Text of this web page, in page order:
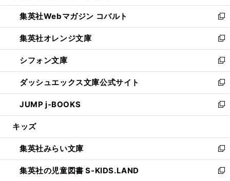
開
く
ウ
で
開
く
ン
ド
ウ
で
開
く
ウ
ィ
ン
ド
ウ
で
開
く
集英社Webマガジン コバルト
新
し
い
ウ
ィ
ン
ド
ウ
で
開
集英社オレンジ文庫
新
し
い
ウ
ィ
ン
ド
ウ
開
く
シフォン文庫
新
し
い
ウ
ィ
ン
ウ
で
開
く
ダッシュエックス文庫公式サイト
新
し
い
ウ
ン
ド
ウ
で
JUMP j-BOOKS
新
し
ウ
ィ
ン
ド
キッズ
集英社みらい文庫
新
し
い
集英社の児童図書 S-KIDS.LAND
新